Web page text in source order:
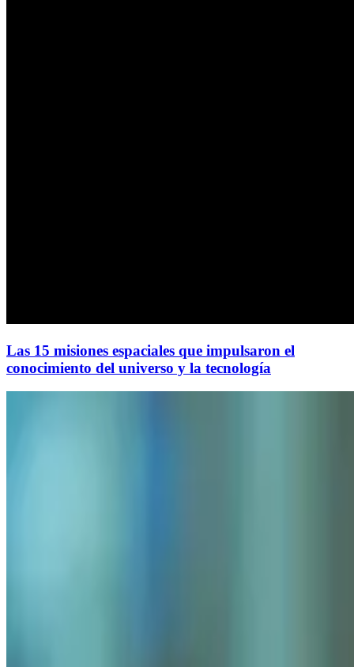
Las 15 misiones espaciales que impulsaron el
conocimiento del universo y la tecnología